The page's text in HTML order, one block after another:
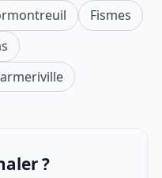
Fismes
?